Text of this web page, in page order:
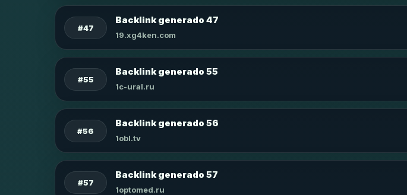
#47
Backlink generado 47
19.xg4ken.com
#55
Backlink generado 55
1c-ural.ru
#56
Backlink generado 56
1obl.tv
#57
Backlink generado 57
1optomed.ru